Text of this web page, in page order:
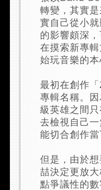
轉變，其實
實自己從小
的影響頗深
在摸索新專
始玩音樂的
最初在創作
專輯名稱。
級英雄之間
去檢視自己
能切合創作當
但是，由於
喆決定更放
點爭議性的